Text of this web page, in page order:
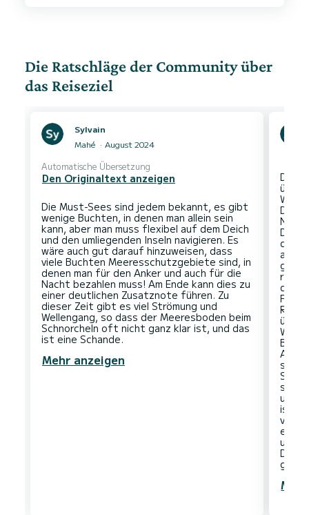
Die Ratschläge der Community über
das Reiseziel
Sylvain
Mahé
August 2024
Automatische Übersetzung
Den Originaltext anzeigen
Die Must-Sees sind jedem bekannt, es gibt
wenige Buchten, in denen man allein sein
kann, aber man muss flexibel auf dem Deich
und den umliegenden Inseln navigieren. Es
wäre auch gut darauf hinzuweisen, dass
viele Buchten Meeresschutzgebiete sind, in
denen man für den Anker und auch für die
Nacht bezahlen muss! Am Ende kann dies zu
einer deutlichen Zusatznote führen. Zu
dieser Zeit gibt es viel Strömung und
Wellengang, so dass der Meeresboden beim
Schnorcheln oft nicht ganz klar ist, und das
Mehr anzeigen
Die
Die
den
ist
Die